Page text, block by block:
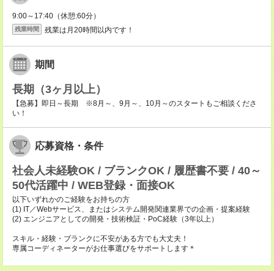
9:00～17:40（休憩:60分）
残業時間 残業は月20時間以内です！
期間
長期（3ヶ月以上）
【急募】即日～長期 ※8月～、9月～、10月～のスタートもご相談くださ
い！
応募資格・条件
社会人未経験OK / ブランクOK / 履歴書不要 / 40～
50代活躍中 / WEB登録・面接OK
以下いずれかのご経験をお持ちの方
(1) IT／Webサービス、またはシステム開発関連業界での企画・提案経験
(2) エンジニアとしての開発・技術検証・PoC経験（3年以上）
スキル・経験・ブランクに不安がある方でも大丈夫！
専属コーディネーターがお仕事選びをサポートします＊